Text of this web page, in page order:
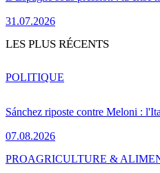
31.07.2026
LES PLUS RÉCENTS
Sánchez riposte contre Meloni :
07.08.2026
POLITIQUE
PROAGRICULTURE &